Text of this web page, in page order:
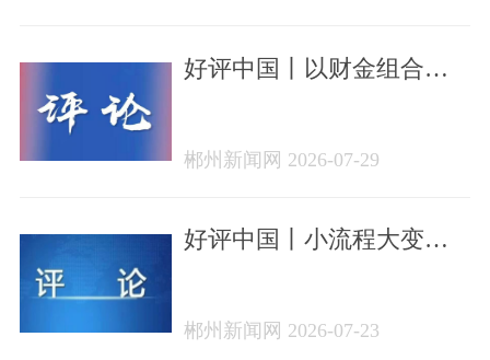
好评中国丨以财金组合拳
郴州新闻网 2026-07-29
好评中国丨小流程大变
郴州新闻网 2026-07-23